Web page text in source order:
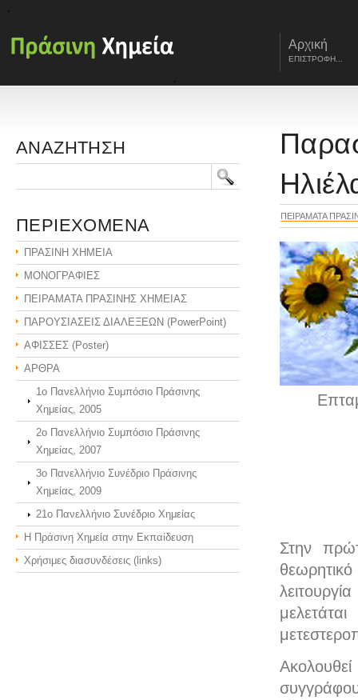
Αρχική
ΕΠΙΣΤΡΟΦΗ...
ΠΕΙΡΑΜΑΤΑ
Στην
ΑΝΑΖΗΤΗΣΗ
ΠΕΡΙΕΧΟΜΕΝΑ
ΠΡΑΣΙΝΗ ΧΗΜΕΙΑ
ΜΟΝΟΓΡΑΦΙΕΣ
ΠΕΙΡΑΜΑΤΑ ΠΡΑΣΙΝΗΣ ΧΗΜΕΙΑΣ
ΠΑΡΟΥΣΙΑΣΕΙΣ ΔΙΑΛΕΞΕΩΝ (PowerPoint)
ΑΦΙΣΣΕΣ (Poster)
ΑΡΘΡΑ
1ο Πανελλήνιο Συμπόσιο Πράσινης
Χημείας, 2005
2ο Πανελλήνιο Συμπόσιο Πράσινης
Χημείας, 2007
3o Πανελλήνιο Συνέδριο Πράσινης
Χημείας, 2009
21o Πανελλήνιο Συνέδριο Χημείας
Η Πράσινη Χημεία στην Εκπαίδευση
Χρήσιμες διασυνδέσεις (links)